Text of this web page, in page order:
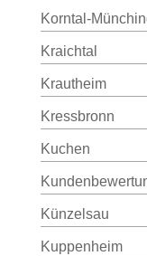
Korntal-
Kraichtal
Krautheim
Kressbronn
Kuchen
Künzelsau
Kuppenheim